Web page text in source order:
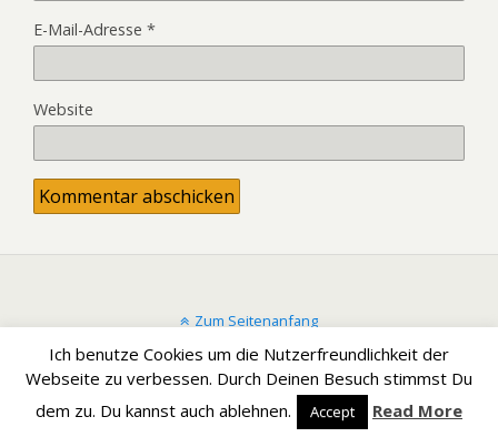
E-Mail-Adresse *
Website
Zum Seitenanfang
Mobil Desktop
Ich benutze Cookies um die Nutzerfreundlichkeit der
Webseite zu verbessen. Durch Deinen Besuch stimmst Du
dem zu. Du kannst auch ablehnen.
Accept Read More